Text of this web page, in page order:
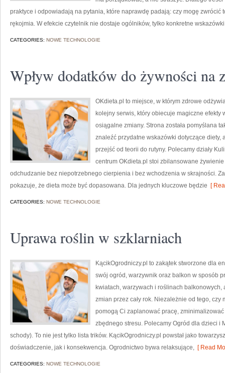
praktyce i odpowiadają na pytania, które naprawdę padają: czy mogę zwrócić
rękojmia. W efekcie czytelnik nie dostaje ogólników, tylko konkretne
CATEGORIES: NOWE TECHNOLOGIE
Wpływ dodatków do żywności na
OKdieta.pl to miejsce, w którym zdrowe
kolejny serwis, który obiecuje magiczne efekty
osiągalne zmiany. Strona została pomyślana
znaleźć przydatne wskazówki dotyczące
przejść od teorii do rutyny. Polecamy działy
centrum OKdieta.pl stoi zbilansowane
odchudzanie bez niepotrzebnego cierpienia i bez wchodzenia w skrajności.
pokazuje, że dieta może być dopasowana. Dla jednych kluczowe będzie [
CATEGORIES: NOWE TECHNOLOGIE
Uprawa roślin w szklarniach
KącikOgrodniczy.pl to zakątek stworzone dla
swój ogród, warzywnik oraz balkon w sposób
kwiatach, warzywach i roślinach
zmian przez cały rok. Niezależnie od tego, czy
pomogą Ci zaplanować pracę,
zbędnego stresu. Polecamy Ogród dla dzieci i
schody). To nie jest tylko lista trików. KącikOgrodniczy.pl powstał jako
doświadczenie, jak i konsekwencja. Ogrodnictwo bywa relaksujące, [ Read
CATEGORIES: NOWE TECHNOLOGIE